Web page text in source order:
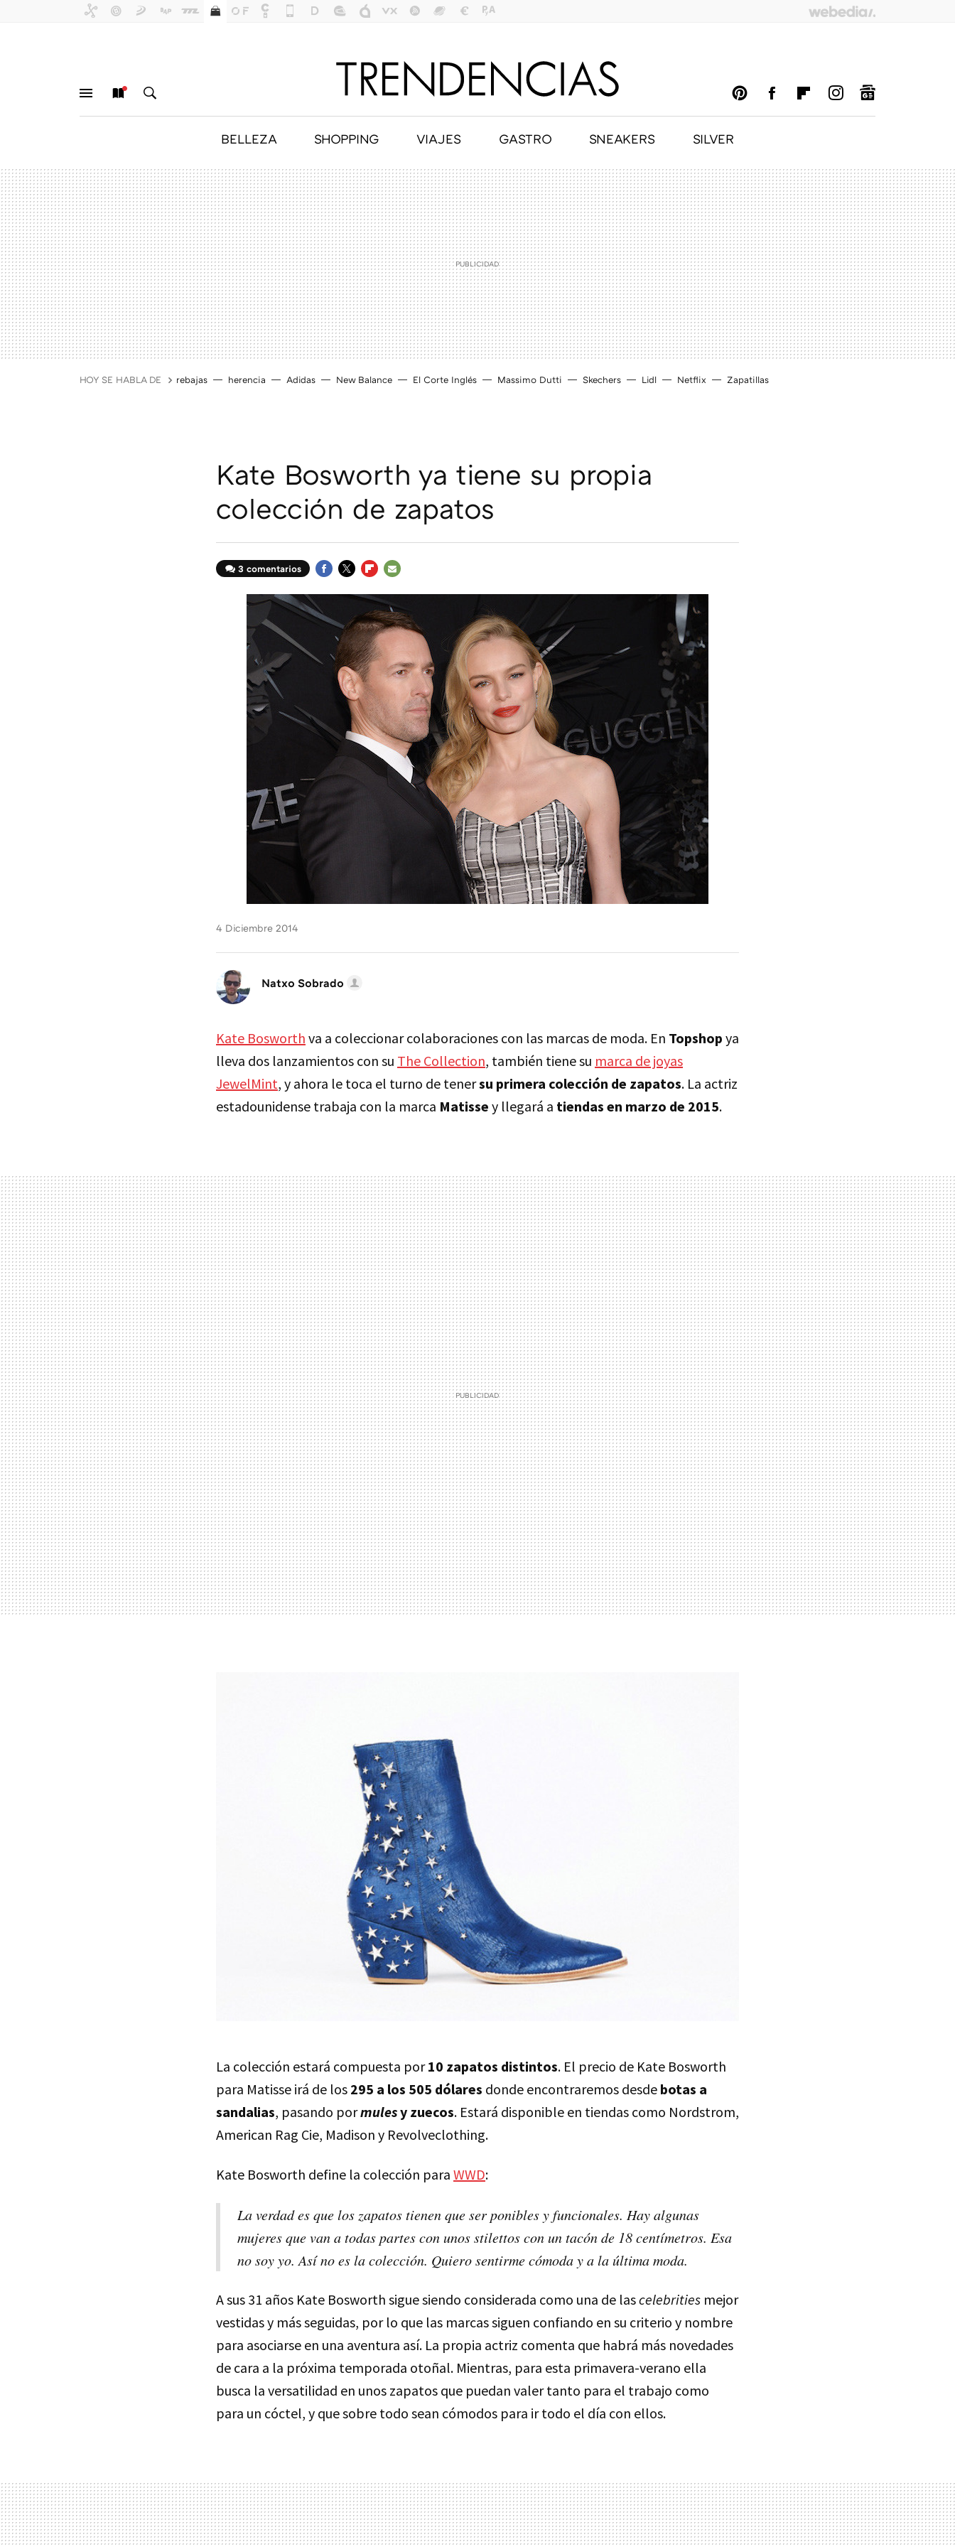
BELLEZA SHOPPING VIAJES GASTRO SNEAKERS SILVER
HOY SE HABLA DE rebajas herencia Adidas New Balance El Corte Inglés Massimo Dutti Skechers Lidl Netflix Zapatillas
Kate Bosworth ya tiene su propia
colección de zapatos
3 comentarios
MAIL
4 Diciembre 2014
Natxo Sobrado
Kate Bosworth va a coleccionar colaboraciones con las marcas de moda. En Topshop ya
lleva dos lanzamientos con su The Collection, también tiene su marca de joyas
JewelMint, y ahora le toca el turno de tenersu primera colección de zapatos. La actriz
estadounidense trabaja con la marca Matisse y llegará a tiendas en marzo de 2015.
La colección estará compuesta por10 zapatos distintos. El precio de Kate Bosworth
para Matisse irá de los 295 a los 505 dólares donde encontraremos desde botas a
sandalias, pasando pormulesy zuecos. Estará disponible en tiendas como Nordstrom,
American Rag Cie, Madison y Revolveclothing.
Kate Bosworth define la colección para WWD:
La verdad es que los zapatos tienen que ser ponibles y funcionales. Hay algunas
mujeres que van a todas partes con unos stilettos con un tacón de 18 centímetros. Esa
no soy yo. Así no es la colección. Quiero sentirme cómoda y a la última moda.
A sus 31 años Kate Bosworth sigue siendo considerada como una de lascelebrities mejor
vestidas y más seguidas, por lo que las marcas siguen confiando en su criterio y nombre
para asociarse en una aventura así. La propia actriz comenta que habrá más novedades
de cara a la próxima temporada otoñal. Mientras, para esta primavera-verano ella
busca la versatilidad en unos zapatos que puedan valer tanto para el trabajo como
para un cóctel, y que sobre todo sean cómodos para ir todo el día con ellos.